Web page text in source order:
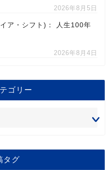
2026年8月5日
ア・シフト)： 人生100年
2026年8月4日
ゴリー
タグ